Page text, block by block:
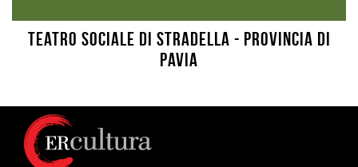
Teatro Sociale di Stradella - provincia di
Pavia